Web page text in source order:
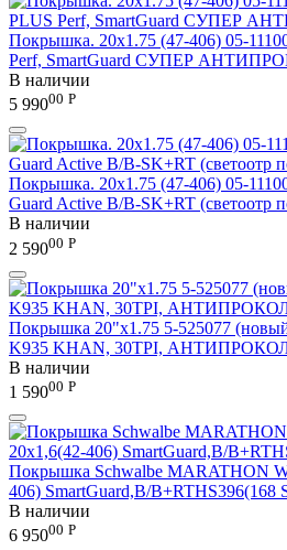
Покрышка. 20x1.75 (47-406) 05-
Perf, SmartGuard СУПЕР
В наличии
5 99000 Р
Покрышка. 20x1.75 (47-406) 05-
Guard Active B/B-SK+RT (светоотр
В наличии
2 59000 Р
Покрышка 20"х1.75 5-525077
K935 KHAN, 30TPI,
В наличии
1 59000 Р
Покрышка Schwalbe MARATHON
406) SmartGuard,B/B+RTHS396(168
В наличии
6 95000 Р